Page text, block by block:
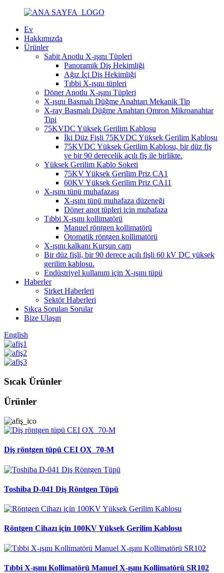
Ev
Hakkımızda
Ürünler
Sabit Anotlu X-ışını Tüpleri
Panoramik Diş Hekimliği
Ağız İçi Diş Hekimliği
Tıbbi X-ışını tüpleri
Döner Anotlu X-ışını Tüpleri
X-ışını Basmalı Düğme Anahtarı Mekanik Tip
X-ray Basmalı Düğme Anahtarı Omron Mikroanahtar
Tipi
75KVDC Yüksek Gerilim Kablosu
İki Düz Fişli 75KVDC Yüksek Gerilim Kablosu
75KVDC Yüksek Gerilim Kablosu, bir düz fiş
ve bir 90 derecelik açılı fiş ile birlikte.
Yüksek Gerilim Kablo Soketi
75KV Yüksek Gerilim Priz CA1
60KV Yüksek Gerilim Priz CA11
X-ışını tüpü muhafazası
X-ışını tüpü muhafaza düzeneği
Döner anot tüpleri için muhafaza
Tıbbi X-ışını kollimatörü
Manuel röntgen kollimatörü
Otomatik röntgen kollimatörü
X-ışını kalkanı Kurşun cam
Bir düz fişli, bir 90 derece açılı fişli 60 kV DC yüksek
gerilim kablosu.
Endüstriyel kullanım için X-ışını tüpü
Haberler
Şirket Haberleri
Sektör Haberleri
Sıkça Sorulan Sorular
Bize Ulaşın
English
Sıcak Ürünler
Ürünler
Diş röntgen tüpü CEI OX_70-M
Toshiba D-041 Diş Röntgen Tüpü
Röntgen Cihazı için 100KV Yüksek Gerilim Kablosu
Tıbbi X-ışını Kollimatörü Manuel X-ışını Kollimatörü SR102